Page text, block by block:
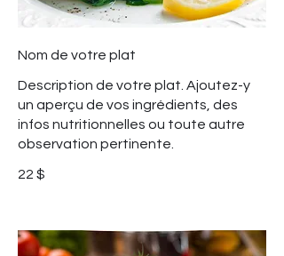
Nom de votre plat
Description de votre plat. Ajoutez-y
un aperçu de vos ingrédients, des
infos nutritionnelles ou toute autre
observation pertinente.
22 $